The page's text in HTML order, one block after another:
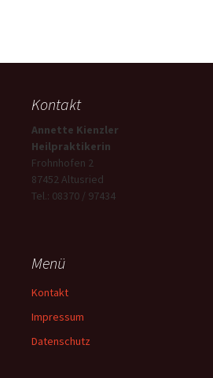
Kontakt
Annette Kienzler
Heilpraktikerin
Frohnhofen 2
87452 Altusried
Tel.: 08370 / 97434
Menü
Kontakt
Impressum
Datenschutz